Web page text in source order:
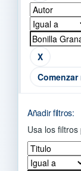
Añadir filtros:
Usa los